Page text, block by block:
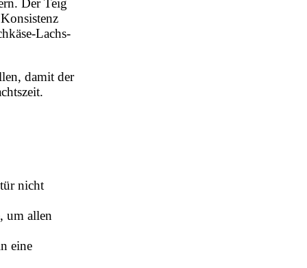
Der Teig
Lachs-
damit der
nicht
um allen
eine